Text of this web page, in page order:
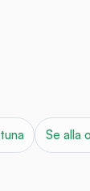
Se alla